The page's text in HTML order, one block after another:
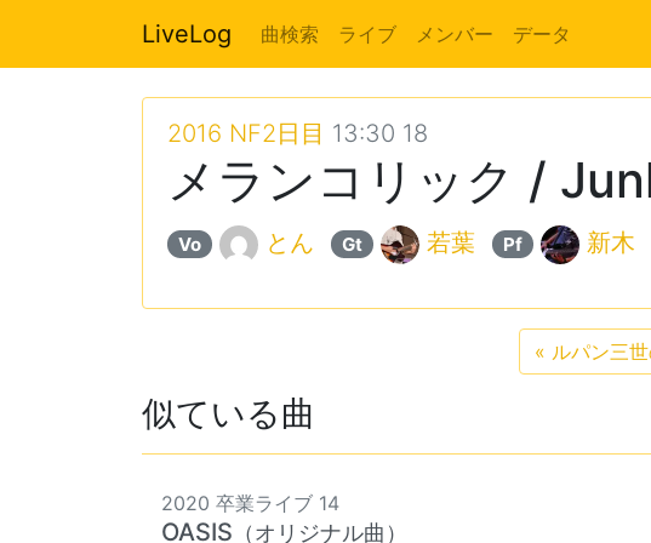
LiveLog 曲検索 ライブ メンバー データ
2016 NF2日目 13:30 18
メランコリック /
Vo とん Gt 若葉 Pf 新木
« ルパン三
似ている曲
2020 卒業ライブ 14
OASIS （オリジナル曲）